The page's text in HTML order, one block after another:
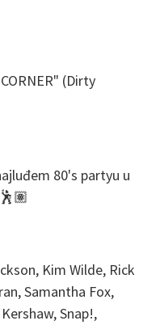
(Dirty
80's partyu u
Kim Wilde, Rick
Samantha Fox,
Snap!,